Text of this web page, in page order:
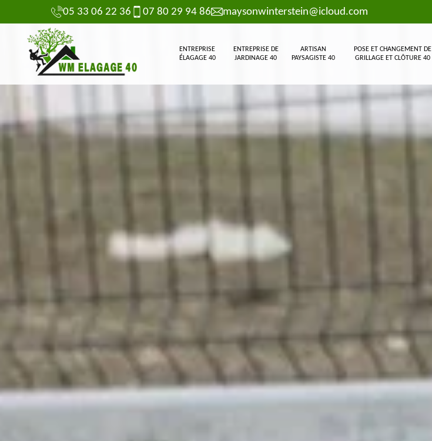
05 33 06 22 36 07 80 29 94 86 maysonwinterstein@icloud.com
ENTREPRISE
ÉLAGAGE 40
ENTREPRISE DE
JARDINAGE 40
ARTISAN
PAYSAGISTE 40
POSE ET CHANGEMENT DE
GRILLAGE ET CLÔTURE 40